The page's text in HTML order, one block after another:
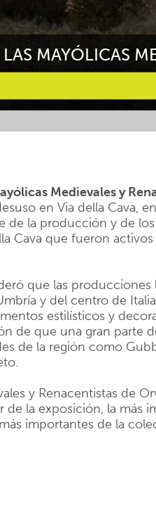
MAYÓLICAS
Medievales y
en Via della Cava,
de la producción y de
Cava que fueron
que las producciones
y del centro de
estilísticos y
de que una gran parte
de la región como
y Renacentistas de
la exposición, la más
importantes de la